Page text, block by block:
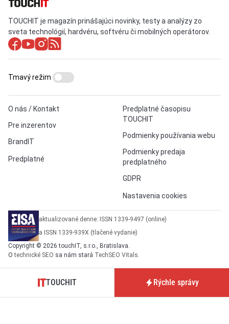
TOUCHIT je magazín prinášajúci novinky, testy a analýzy zo
sveta technológií, hardvéru, softvéru či mobilných operátorov.
O nás / Kontakt
Pre inzerentov
BrandIT
Predplatné
Predplatné časopisu
TOUCHIT
Podmienky používania webu
Podmienky predaja
predplatného
GDPR
Nastavenia cookies
Tmavý režim
aktualizované denne: ISSN 1339-9497 (online)
a ISSN 1339-939X (tlačené vydanie)
Copyright © 2026 touchIT, s.r.o., Bratislava.
Otechnické SEO sa nám stará TechSEO Vitals.
TOUCHIT Rýchle správy